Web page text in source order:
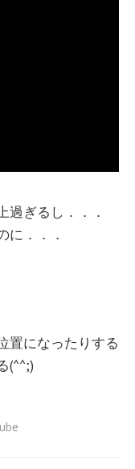
過ぎるし．．．
に．．．
置になったりする
(^^;)